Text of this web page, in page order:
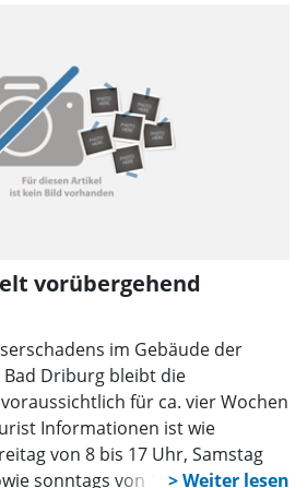
vorübergehend
im Gebäude der
Driburg bleibt die
für ca. vier Wochen
Informationen ist wie
von 8 bis 17 Uhr, Samstag
sonntags von 11 bis 17 Uhr